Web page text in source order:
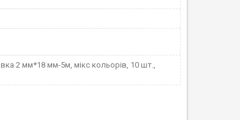
2 мм*18 мм-5м, мікс кольорів, 10 шт.,